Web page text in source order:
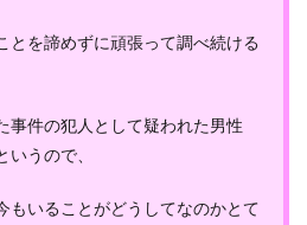
とを諦めずに頑張って調べ続ける
事件の犯人として疑われた男性
うので、
もいることがどうしてなのかとて